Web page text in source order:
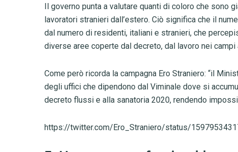
Il governo punta a valutare quanti di coloro che sono
lavoratori stranieri dall’estero. Ciò significa che il
dal numero di residenti, italiani e stranieri, che
diverse aree coperte dal decreto, dal lavoro nei
Come però ricorda la campagna Ero Straniero: “il
degli uffici che dipendono dal Viminale dove si
decreto flussi e alla sanatoria 2020, rendendo
https://twitter.com/Ero_Straniero/status/